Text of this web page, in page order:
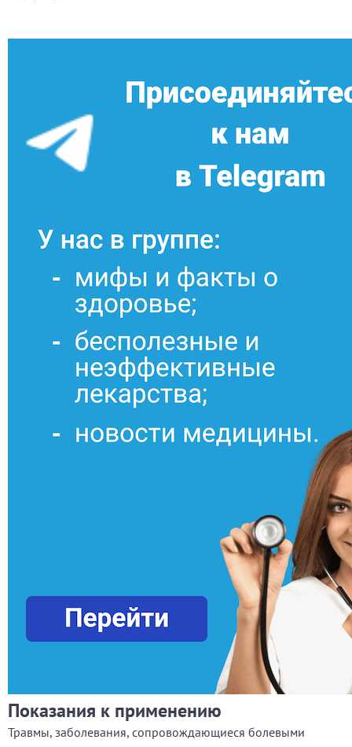
Показания к применению
Травмы, заболевания, сопровождающиеся болевыми